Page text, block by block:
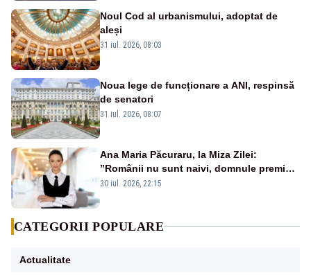
Noul Cod al urbanismului, adoptat de
aleși
31 iul. 2026, 08:03
Noua lege de funcționare a ANI, respinsă
de senatori
31 iul. 2026, 08:07
Ana Maria Păcuraru, la Miza Zilei:
”Românii nu sunt naivi, domnule premier
Bolojan”
30 iul. 2026, 22:15
CATEGORII POPULARE
Actualitate